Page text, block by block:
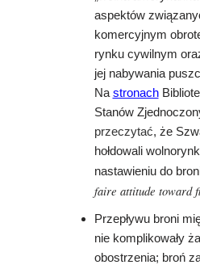
aspektów
komercyjnym
rynku cywilnym
jej nabywania
Nastronach
Stanów
przeczytać, że
hołdowali
nastawieniu do
faire attitude toward
Przepływu broni
nie komplikowały
obostrzenia; broń